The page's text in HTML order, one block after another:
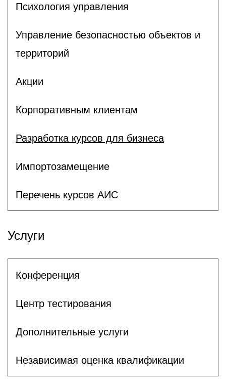
Психология управления
Управление безопасностью объектов и
территорий
Акции
Корпоративным клиентам
Разработка курсов для бизнеса
Импортозамещение
Перечень курсов АИС
Услуги
Конференция
Центр тестирования
Дополнительные услуги
Независимая оценка квалификации